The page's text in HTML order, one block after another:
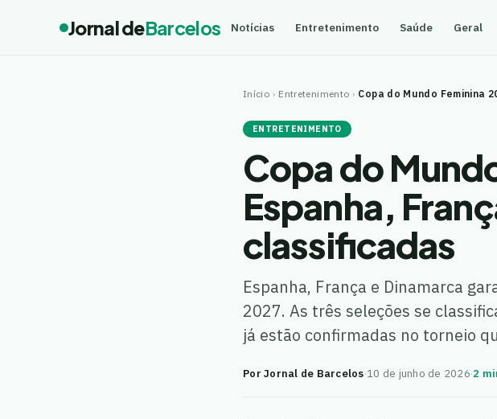
Jornal deBarcelos Notícias Entretenimento Saúde Geral
Início › Entretenimento › Copa do Mundo Feminina
ENTRETENIMENTO
Copa do
Espanha,
classificadas
Espanha, França e Dinamarca
2027. As três seleções se
já estão confirmadas no torneio
Por Jornal de Barcelos·10 de junho de 2026·2